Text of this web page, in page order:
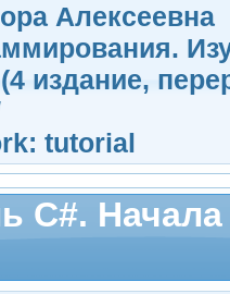
Алексеевна
издание,
tutorial
C#.